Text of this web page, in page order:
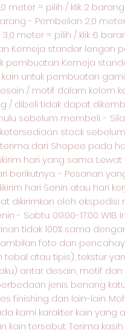
meter = pilih / klik 2
- Pembelian 2,0
meter = pilih / klik 6
Kemeja standar lengan
pembuatan Kemeja
kain untuk pembuatan
/ motif dalam kolom
/ dibeli tidak dapat
sebelum membeli. -
stock
dari Shopee pada
hari yang sama.
berikutnya. - Pesanan
hari Senin atau hari
dikirimkan oleh ekspedisi
- Sabtu: 09:00-17:00 WIB.
tidak 100% sama
foto dan
atau tipis), tekstur
antar desain, motif
jenis benang
finishing dan lain-lain.
kami karakter kain yang
kain tersebut. Terima